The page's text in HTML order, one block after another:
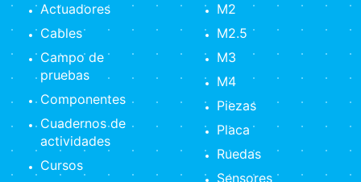
Actuadores
Cables
Campo de
pruebas
Componentes
Cuadernos de
actividades
Cursos
M2
M2.5
M3
M4
Piezas
Placa
Ruedas
Sensores